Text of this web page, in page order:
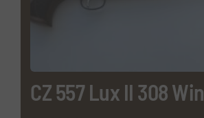
CZ 557 Lux II 308 Win